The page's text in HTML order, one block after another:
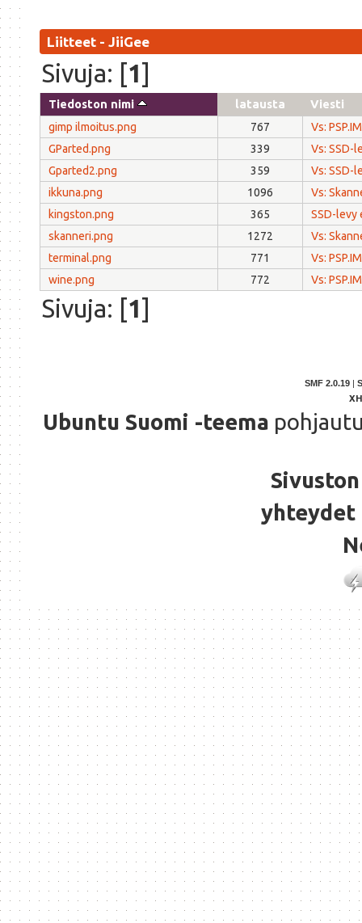
Liitteet - JiiGee
Sivuja: [1]
Tiedoston nimi latausta Viesti
gimp ilmoitus.png 767
Vs:
GParted.png
339
Vs: SSD-
Gparted2.png
359
Vs: SSD-
ikkuna.png
1096
Vs:
kingston.png
365
SSD-levy
skanneri.png
1272
Vs:
terminal.png
771
Vs:
wine.png
772 Vs:
Sivuja: [1]
SMF 2.0.19 |
Ubuntu Suomi -teema
yhteydet